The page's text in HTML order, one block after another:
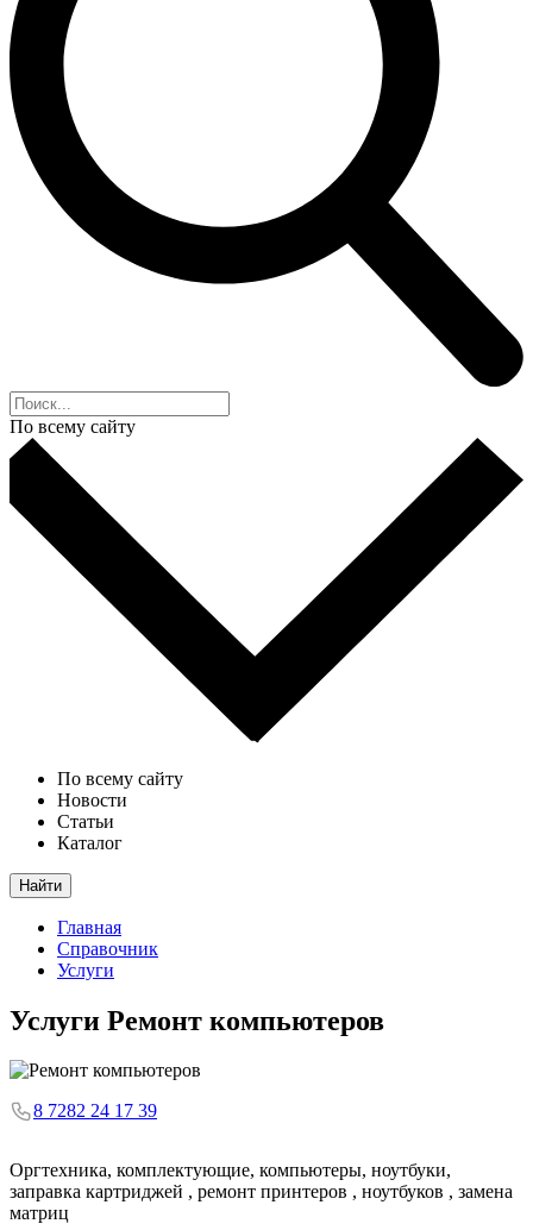
По всему сайту
По всему сайту
Новости
Статьи
Каталог
Найти
Главная
Справочник
Услуги
Услуги Ремонт компьютеров
8 7282 24 17 39
Оргтехника, комплектующие, компьютеры, ноутбуки,
заправка картриджей , ремонт принтеров , ноутбуков , замена
матриц